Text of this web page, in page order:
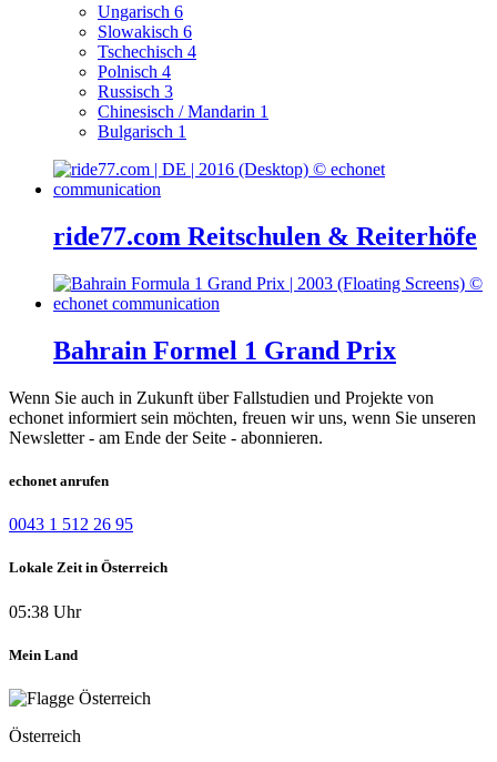
Ungarisch 6
Slowakisch 6
Tschechisch 4
Polnisch 4
Russisch 3
Chinesisch / Mandarin 1
Bulgarisch 1
ride77.com Reitschulen & Reiterhöfe
Bahrain Formel 1 Grand Prix
Wenn Sie auch in Zukunft über Fallstudien und Projekte von
echonet informiert sein möchten, freuen wir uns, wenn Sie unseren
Newsletter - am Ende der Seite - abonnieren.
echonet anrufen
0043 1 512 26 95
Lokale Zeit in Österreich
05:38 Uhr
Mein Land
Österreich